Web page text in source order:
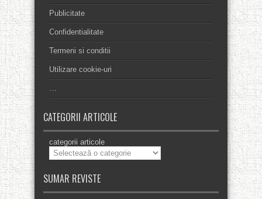
Publicitate
Confidentialitate
Termeni si conditii
Utilizare cookie-uri
…
CATEGORII ARTICOLE
categorii articole
SUMAR REVISTE